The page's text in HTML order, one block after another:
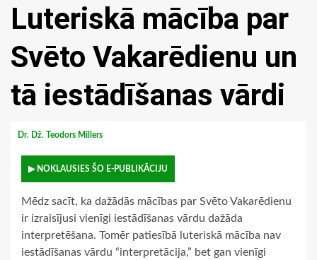
Luteriskā mācība par
Svēto Vakarēdienu un
tā iestādīšanas vārdi
Dr. Dž. Teodors Millers
▶ NOKLAUSIES ŠO E-PUBLIKĀCIJU
Mēdz sacīt, ka dažādās mācības par Svēto Vakarēdienu
ir izraisījusi vienīgi iestādīšanas vārdu dažāda
interpretēšana. Tomēr patiesībā luteriskā mācība nav
iestādīšanas vārdu “interpretācija,” bet gan vienīgi